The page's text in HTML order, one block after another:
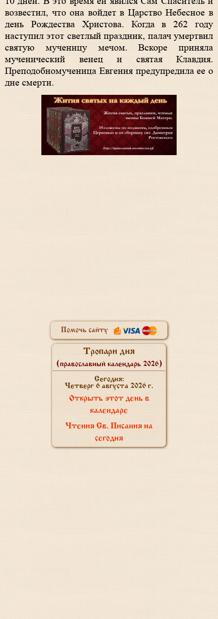
возвестил, что она войдет в Царство Небесное в
день Рождества Христова. Когда в 262 году
наступил этот светлый праздник, палач умертвил
святую мученицу мечом. Вскоре приняла
мученический венец и святая Клавдия.
Преподобномученица Евгения предупредила ее о
дне смерти.
Помочь сайту
Тропари дня
(православный календарь 2026)
Сегодня:
Четверг 6 августа 2026 г.
Открыть этот день в
календаре
Чтения Св. Писания на
сегодня